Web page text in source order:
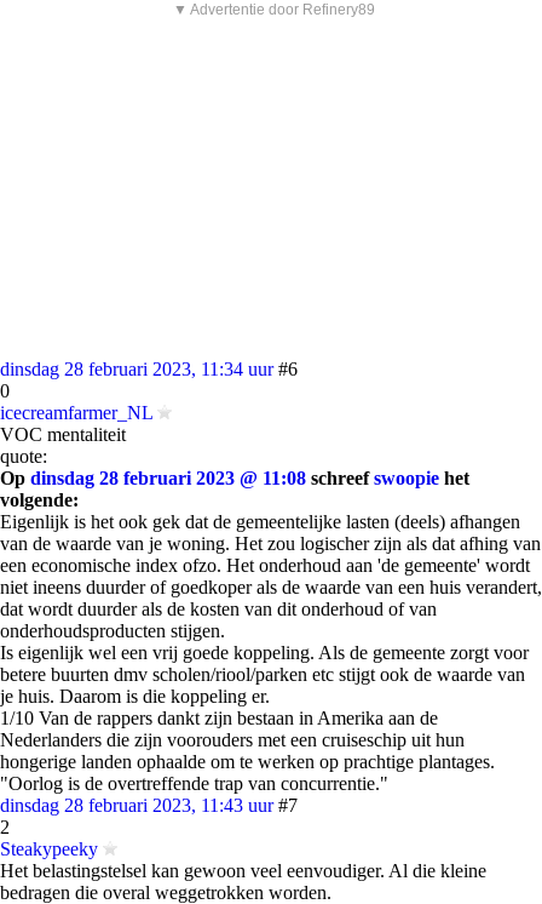
▼ Advertentie door Refinery89
dinsdag 28 februari 2023, 11:34 uur #6
0
icecreamfarmer_NL
VOC mentaliteit
quote:
Op dinsdag 28 februari 2023 @ 11:08 schreefswoopie het
volgende:
Eigenlijk is het ook gek dat de gemeentelijke lasten (deels) afhangen
van de waarde van je woning. Het zou logischer zijn als dat afhing van
een economische index ofzo. Het onderhoud aan 'de gemeente' wordt
niet ineens duurder of goedkoper als de waarde van een huis verandert,
dat wordt duurder als de kosten van dit onderhoud of van
onderhoudsproducten stijgen.
Is eigenlijk wel een vrij goede koppeling. Als de gemeente zorgt voor
betere buurten dmv scholen/riool/parken etc stijgt ook de waarde van
je huis. Daarom is die koppeling er.
1/10 Van de rappers dankt zijn bestaan in Amerika aan de
Nederlanders die zijn voorouders met een cruiseschip uit hun
hongerige landen ophaalde om te werken op prachtige plantages.
"Oorlog is de overtreffende trap van concurrentie."
dinsdag 28 februari 2023, 11:43 uur #7
2
Steakypeeky
Het belastingstelsel kan gewoon veel eenvoudiger. Al die kleine
bedragen die overal weggetrokken worden.